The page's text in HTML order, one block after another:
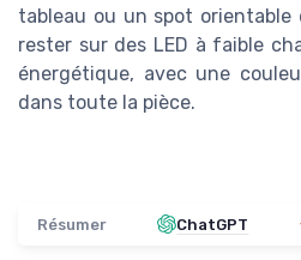
tableau ou un spot orientable
rester sur des LED à faible
énergétique, avec une
dans toute la pièce.
Résumer ChatGPT